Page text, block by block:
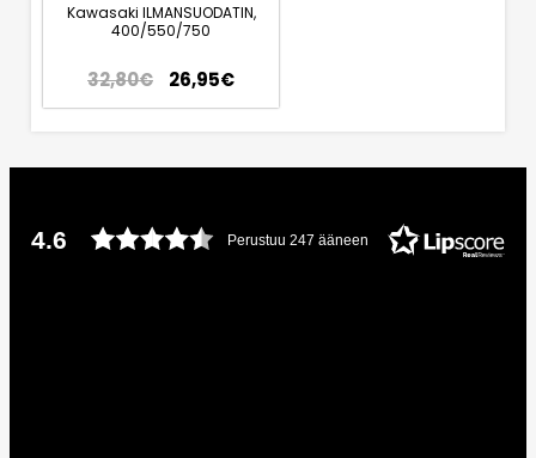
Kawasaki ILMANSUODATIN,
400/550/750
32,80€ 26,95€
4.6 Perustuu 247 ääneen